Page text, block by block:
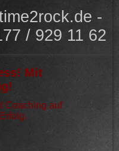
-
/ 929 11 62
Mit
Coaching auf